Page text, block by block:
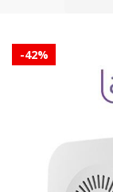
-42%